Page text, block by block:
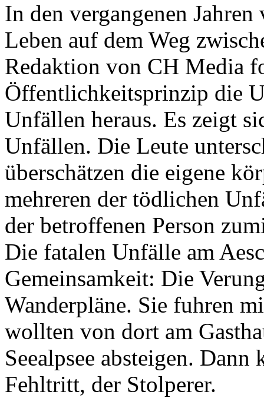
In den vergangenen
Leben auf dem Weg
Redaktion von CH Media
Öffentlichkeitsprinzip die
Unfällen heraus. Es zeigt
Unfällen. Die Leute
überschätzen die eigene
mehreren der tödlichen
der betroffenen Person
Die fatalen Unfälle am
Gemeinsamkeit: Die
Wanderpläne. Sie fuhren
wollten von dort am
Seealpsee absteigen.
Fehltritt, der Stolperer.